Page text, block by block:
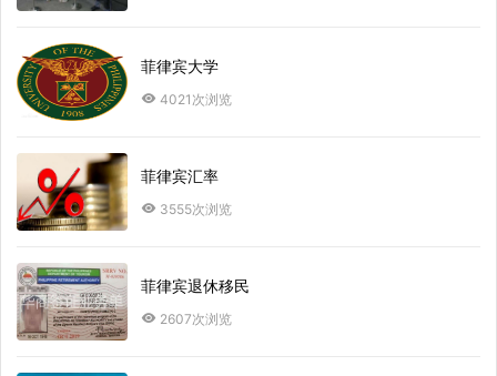
菲律宾大学
4021次浏览
菲律宾汇率
3555次浏览
菲律宾退休移民
2607次浏览